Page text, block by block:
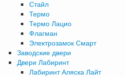
Стайл
Термо
Термо Лацио
Флагман
Электрозамок Смарт
Заводские двери
Двери Лабиринт
Лабиринт Аляска Лайт